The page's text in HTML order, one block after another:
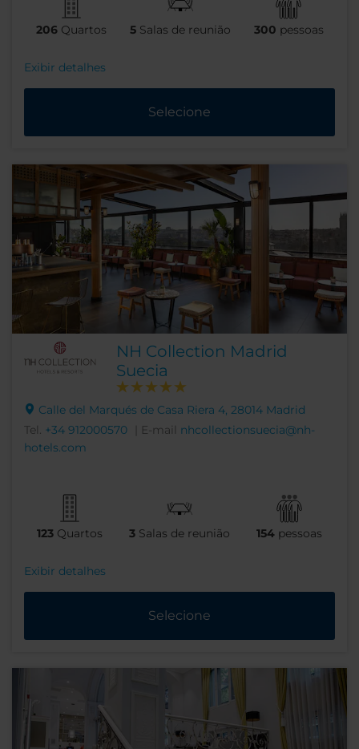
206 Quartos 5 Salas de reunião 300 pessoas
Exibir detalhes
Selecione
NH Collection Madrid
Suecia
Calle del Marqués de Casa Riera 4, 28014 Madrid
Tel. +34 912000570 | E-mail nhcollectionsuecia@nh-
hotels.com
123 Quartos 3 Salas de reunião 154 pessoas
Exibir detalhes
Selecione